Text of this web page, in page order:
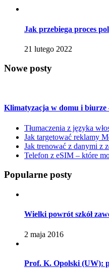
Jak przebiega proces
21 lutego 2022
Nowe posty
Klimatyzacja w domu i
Tłumaczenia z języka
Jak targetować reklamy
Jak trenować z danymi z
Telefon z eSIM – które
Popularne posty
Wielki powrót szkół
2 maja 2016
Prof. K. Opolski (UW):